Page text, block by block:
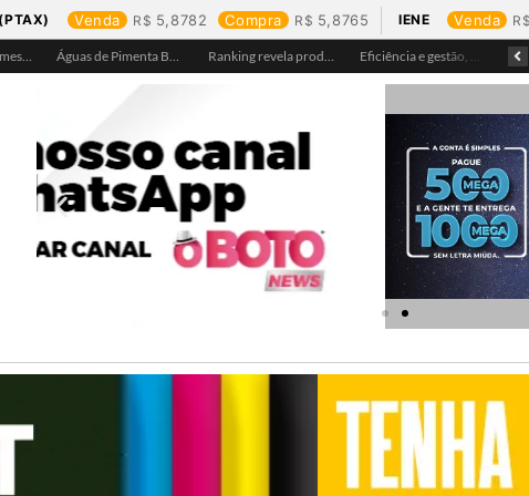
Venda 5,8782 Compra 5,8765 IENE Venda
Águas de Ariquemes leva atendimento itinerante e orientações ao Distrito de Bom Futuro neste sábado, 25 Águas de Pimenta Bueno amplia rede de abastecimento e leva água tratada para moradores da região do aeroporto Ranking revela produtos mais comprados em cada estado e aponta drone como destaque em Rondônia Eficiência e gestão, Buritis se torna referência em controle de perdas de água